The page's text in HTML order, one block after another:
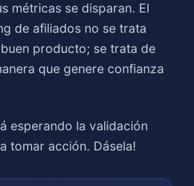
métricas se disparan. El
de afiliados no se trata
producto; se trata de
que genere confianza
esperando la validación
tomar acción. Dásela!